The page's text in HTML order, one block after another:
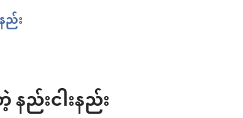
ည်း
ည်းငါးနည်း